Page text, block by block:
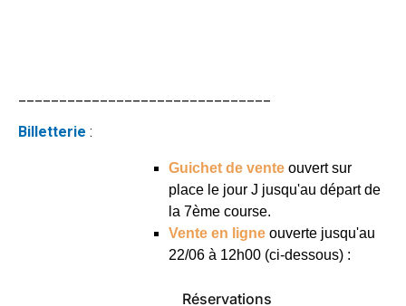
Billetterie :
Guichet de vente ouvert sur
place le jour J jusqu'au départ de
la 7ème course.
Vente en ligne ouverte jusqu'au
22/06 à 12h00 (ci-dessous) :